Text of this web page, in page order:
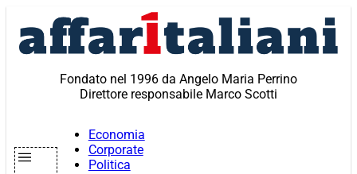
contenuto
Fondato nel 1996 da Angelo Maria Perrino
Direttore responsabile Marco Scotti
Economia
Corporate
Politica